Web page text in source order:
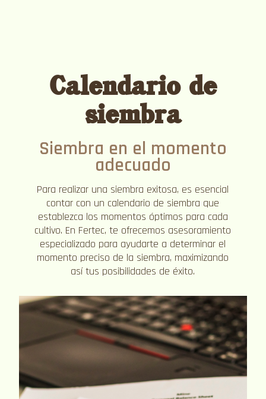
Calendario de
siembra
Siembra en el momento
adecuado
Para realizar una siembra exitosa, es esencial
contar con un calendario de siembra que
establezca los momentos óptimos para cada
cultivo. En Fertec, te ofrecemos asesoramiento
especializado para ayudarte a determinar el
momento preciso de la siembra, maximizando
así tus posibilidades de éxito.